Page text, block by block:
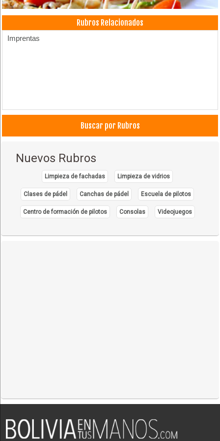
Rubros Relacionados
Imprentas
Buscar por Rubros
Nuevos Rubros
Limpieza de fachadas Limpieza de vidrios
Clases de pádel Canchas de pádel Escuela de pilotos
Centro de formación de pilotos Consolas Videojuegos